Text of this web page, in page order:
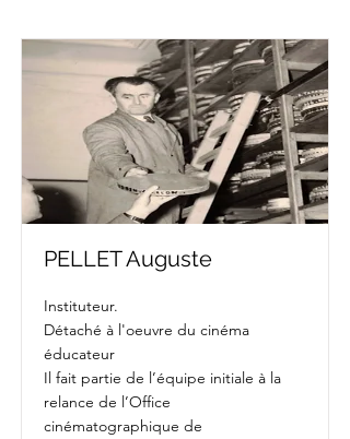
PELLET Auguste
Instituteur.
Détaché à l'oeuvre du cinéma
éducateur
Il fait partie de l’équipe initiale à la
relance de l’Office
cinématographique de